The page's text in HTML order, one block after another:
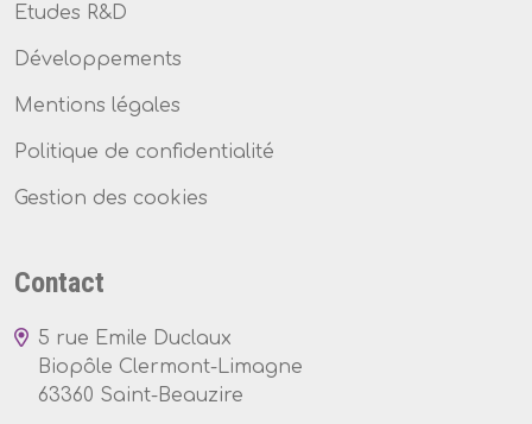
Etudes R&D
Développements
Mentions légales
Politique de confidentialité
Gestion des cookies
Contact
5 rue Emile Duclaux
Biopôle Clermont-Limagne
63360 Saint-Beauzire